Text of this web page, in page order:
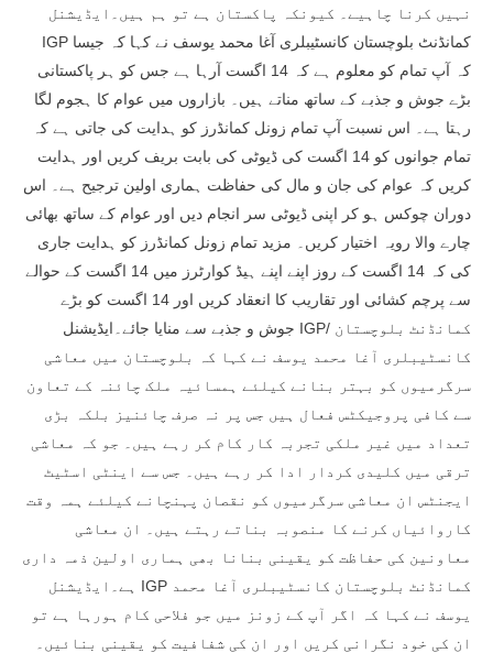
نہیں کرنا چاہیے۔ کیونکہ پاکستان ہے تو ہم ہیں۔ایڈیشنل
IGP کمانڈنٹ بلوچستان کانسٹیبلری آغا محمد یوسف نے کہا کہ جیسا
کہ آپ تمام کو معلوم ہے کہ 14 اگست آرہا ہے جس کو ہر پاکستانی
بڑے جوش و جذبے کے ساتھ مناتے ہیں۔ بازاروں میں عوام کا ہجوم لگا
رہتا ہے۔ اس نسبت آپ تمام زونل کمانڈرز کو ہدایت کی جاتی ہے کہ
تمام جوانوں کو 14 اگست کی ڈیوٹی کی بابت بریف کریں اور ہدایت
کریں کہ عوام کی جان و مال کی حفاظت ہماری اولین ترجیح ہے۔ اس
دوران چوکس ہو کر اپنی ڈیوٹی سر انجام دیں اور عوام کے ساتھ بھائی
چارے والا رویہ اختیار کریں۔ مزید تمام زونل کمانڈرز کو ہدایت جاری
کی کہ 14 اگست کے روز اپنے اپنے ہیڈ کوارٹرز میں 14 اگست کے حوالے
سے پرچم کشائی اور تقاریب کا انعقاد کریں اور 14 اگست کو بڑے
جوش و جذبے سے منایا جائے۔ایڈیشنل IGP/ کمانڈنٹ بلوچستان
کانسٹیبلری آغا محمد یوسف نے کہا کہ بلوچستان میں معاشی
سرگرمیوں کو بہتر بنانے کیلئے ہمسائیہ ملک چائنہ کے تعاون
سے کافی پروجیکٹس فعال ہیں جس پر نہ صرف چائنیز بلکہ بڑی
تعداد میں غیر ملکی تجربہ کار کام کر رہے ہیں۔ جو کہ معاشی
ترقی میں کلیدی کردار ادا کر رہے ہیں۔ جس سے اینٹی اسٹیٹ
ایجنٹس ان معاشی سرگرمیوں کو نقصان پہنچانے کیلئے ہمہ وقت
کاروائیاں کرنے کا منصوبہ بناتے رہتے ہیں۔ ان معاشی
معاونین کی حفاظت کو یقینی بنانا بھی ہماری اولین ذمہ داری
ہے۔ایڈیشنل IGP کمانڈنٹ بلوچستان کانسٹیبلری آغا محمد
یوسف نے کہا کہ اگر آپ کے زونز میں جو فلاحی کام ہورہا ہے تو
ان کی خود نگرانی کریں اور ان کی شفافیت کو یقینی بنائیں۔